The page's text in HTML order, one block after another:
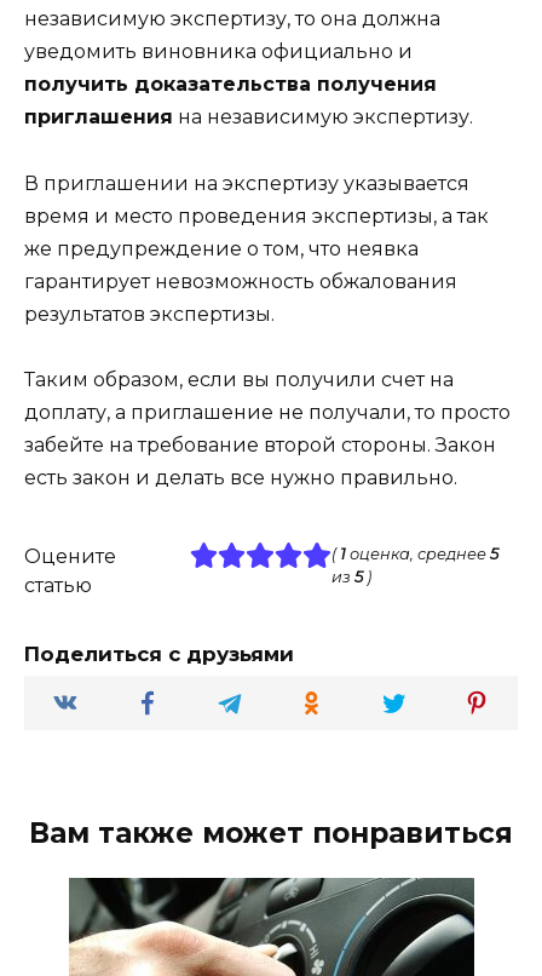
независимую экспертизу, то она должна
уведомить виновника официально и
получить доказательства получения
приглашения на независимую экспертизу.
В приглашении на экспертизу указывается
время и место проведения экспертизы, а так
же предупреждение о том, что неявка
гарантирует невозможность обжалования
результатов экспертизы.
Таким образом, если вы получили счет на
доплату, а приглашение не получали, то просто
забейте на требование второй стороны. Закон
есть закон и делать все нужно правильно.
Оцените
статью
( 1оценка, среднее 5
из 5)
Поделиться с друзьями
Вам также может понравиться